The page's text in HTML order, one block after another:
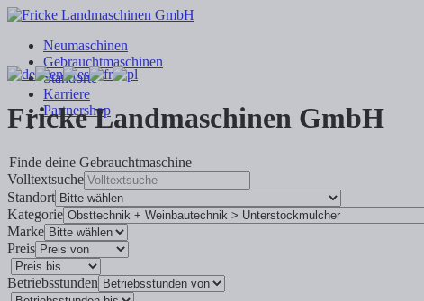
Neumaschinen
Gebrauchtmaschinen
Standorte
Karriere
Partnershop
Fricke Landmaschinen GmbH
Finde deine Gebrauchtmaschine
Volltextsuche
Standort
Kategorie
Marke
Preis
Betriebsstunden